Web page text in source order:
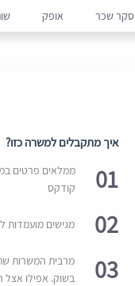
סקר שכר אופק
איך מתקבלים למשרה כזו?
01
ממלאים פרטים
קודקס
02 מגישים מועמדות
03
מרבית המשרות
בשוק. אפילו אצל